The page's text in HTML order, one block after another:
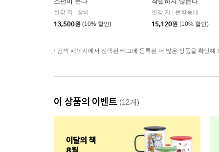
한강 저
창비
13,500원 (10% 할인)
한강 저
문학동네
15,120원 (10% 할인)
검색 페이지에서 선택된 태그에 등록된 더 많은 상품을 확인해
이 상품의 이벤트 (12개)